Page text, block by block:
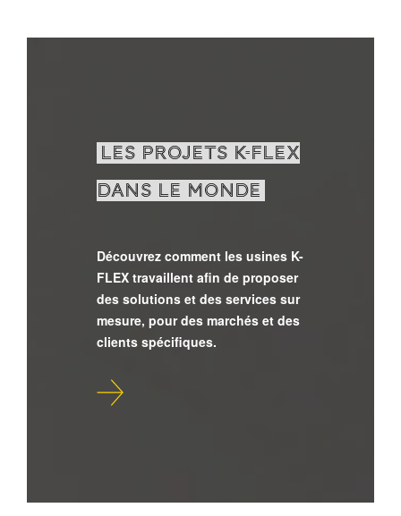
LES PROJETS K-FLEX
DANS LE MONDE
Découvrez comment les usines K-
FLEX travaillent afin de proposer
des solutions et des services sur
mesure, pour des marchés et des
clients spécifiques.